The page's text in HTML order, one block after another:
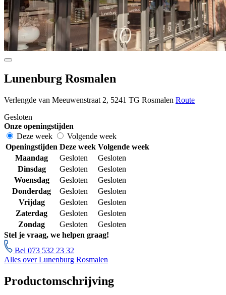
Lunenburg Rosmalen
Verlengde van Meeuwenstraat 2, 5241 TG Rosmalen Route
Gesloten
Onze openingstijden
Deze week
Volgende week
Openingstijden Deze week Volgende week
Maandag
Gesloten
Gesloten
Dinsdag
Gesloten
Gesloten
Woensdag
Gesloten
Gesloten
Donderdag
Gesloten
Gesloten
Vrijdag
Gesloten
Gesloten
Zaterdag
Gesloten
Gesloten
Zondag
Gesloten
Gesloten
Stel je vraag, we helpen graag!
Bel 073 532 23 32
Alles over Lunenburg Rosmalen
Productomschrijving